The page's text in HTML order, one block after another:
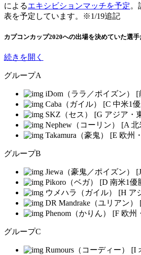
によるエキシビションマッチを予定。
表を予定しています。※1/19追記
カプコンカップ2020への出場を決めていた選手
続きを開く
グループA
iDom（ララ／ポイズン）
Caba（ガイル） [C 中米1
SKZ（セス） [G アジア・
Nephew（コーリン） [A
Takamura（豪鬼） [E 欧州
グループB
Jiewa（豪鬼／ポイズン）
Pikoro（ベガ） [D 南米1優
ウメハラ（ガイル） [H ア
DR Mandrake（ユリアン
Phenom（かりん） [F 欧
グループC
Rumours（コーディー） [I